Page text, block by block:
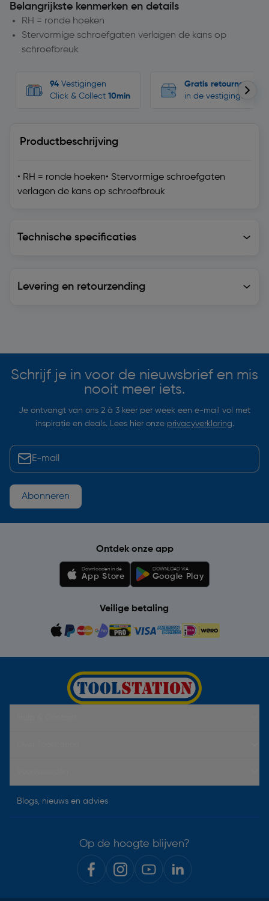
Belangrijkste kenmerken en details
RH = ronde hoeken
Stervormige schroefgaten verlagen de kans op
schroefbreuk
94 Vestigingen
Click & Collect 10min
Gratis retourneren
in de vestigingen
Productbeschrijving
• RH = ronde hoeken• Stervormige schroefgaten
verlagen de kans op schroefbreuk
Technische specificaties
Levering en retourzending
Schrijf je in voor de nieuwsbrief en mis
nooit meer iets.
Je ontvangt van ons 2 à 3 keer per week een e-mail vol met
inspiratie en deals. Lees hier onze privacyverklaring.
Abonneren
Ontdek onze app
Downloaden in de
App Store
DOWNLOAD VIA
Google Play
Veilige betaling
Blogs, nieuws en advies
Op de hoogte blijven?